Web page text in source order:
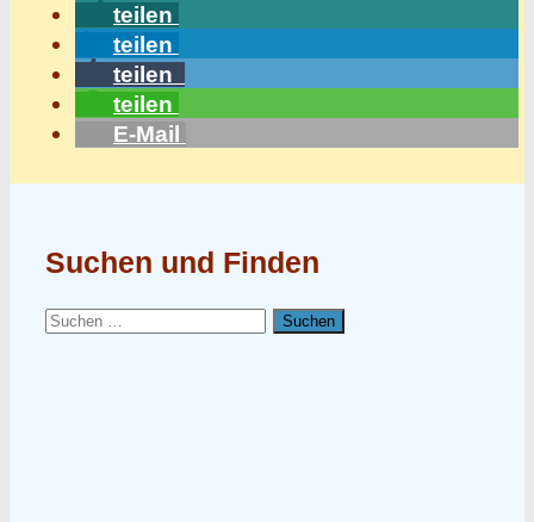
teilen
teilen
teilen
teilen
E-Mail
Suchen und Finden
Suchen
nach: